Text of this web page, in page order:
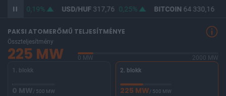
0,19% USD/HUF317,76 0,25% BITCOIN64 330,16
PAKSI ATOMERŐMŰ TELJESÍTMÉNYE
Összteljesítmény
225 MW 0 MW
2000 MW
1. blokk
0 MW/ 500 MW
2. blokk
225 MW/ 500 MW